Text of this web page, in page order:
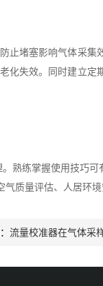
堵塞影响气体采集
失效。同时建立定
练掌握使用技巧可
质量评估、人居环境
流量校准器在气体采